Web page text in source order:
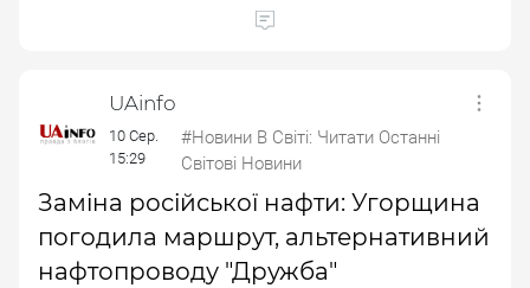
UAinfo
10 Сер.
15:29
#Новини В Світі: Читати Останні
Світові Новини
Заміна російської нафти: Угорщина
погодила маршрут, альтернативний
нафтопроводу "Дружба"